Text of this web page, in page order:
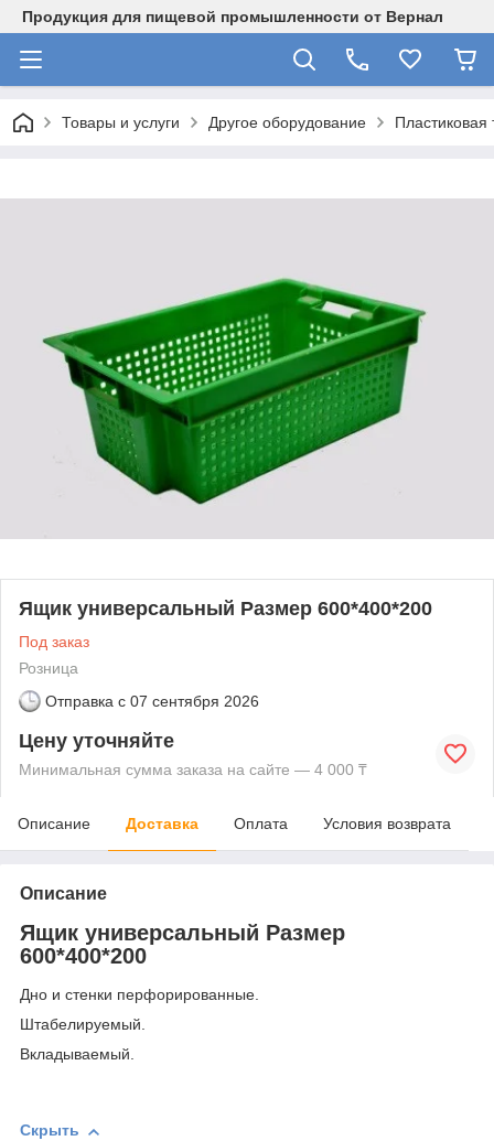
Продукция для пищевой промышленности от Вернал
Товары и услуги Другое оборудование Пластиковая
Ящик универсальный Размер 600*400*200
Под заказ
Розница
Отправка с 07 сентября 2026
Цену уточняйте
Минимальная сумма заказа на сайте — 4 000 ₸
Описание Доставка Оплата Условия возврата
Описание
Ящик универсальный Размер
600*400*200
Дно и стенки перфорированные.
Штабелируемый.
Вкладываемый.
Скрыть